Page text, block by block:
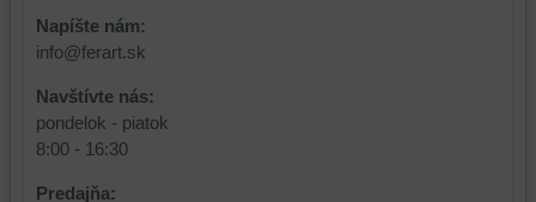
Napíšte nám:
info@ferart.sk
Navštívte nás:
pondelok - piatok
8:00 - 16:30
Predajňa:
dosiahnutie
základnej
funkčnosti
platformy,
zážitku
prehliadania
ktoré
zlepšujú
váš
zážitok
z
ukladať